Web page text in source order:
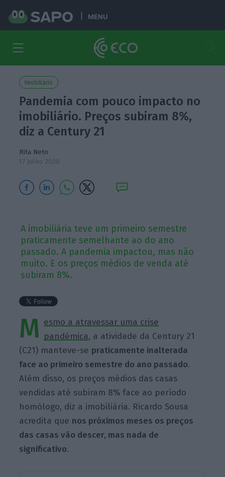
MENU
Imobiliário
Pandemia com pouco impacto no
imobiliário. Preços subiram 8%,
diz a Century 21
Rita Neto
17 Julho 2020
A imobiliária teve um primeiro semestre
praticamente semelhante ao do ano
passado. A pandemia impactou, mas não
muito. E os preços médios de venda até
subiram 8%.
M esmo a atravessar uma crise
pandémica, a atividade da Century 21
(C21) manteve-se praticamente inalterada
face ao primeiro semestre do ano passado.
Além disso, os preços médios das casas
vendidas até subiram 8% face ao período
homólogo, diz a imobiliária. Ricardo Sousa
acredita que nos próximos meses os preços
das casas vão descer, mas nada de
significativo.